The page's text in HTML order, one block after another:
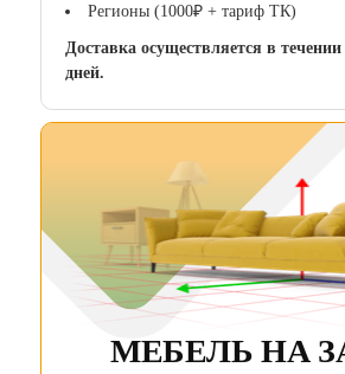
Регионы (1000₽ + тариф ТК)
Доставка осуществляется в
дней.
МЕБЕЛЬ НА